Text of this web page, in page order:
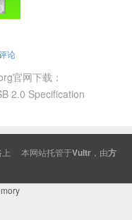
论
官网下载：
2.0 Specification
本网站托管于Vultr ，由方